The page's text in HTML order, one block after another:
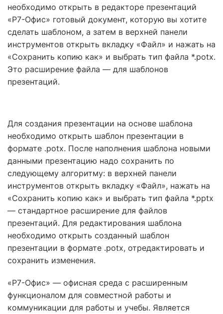
необходимо открыть в редакторе презентаций
«Р7-Офис» готовый документ, которую вы хотите
сделать шаблоном, а затем в верхней панели
инструментов открыть вкладку «Файл» и нажать на
«Сохранить копию как» и выбрать тип файла *.potx.
Это расширение файла — для шаблонов
презентаций.
Для создания презентации на основе шаблона
необходимо открыть шаблон презентации в
формате .potx. После наполнения шаблона новыми
данными презентацию надо сохранить по
следующему алгоритму: в верхней панели
инструментов открыть вкладку «Файл», нажать на
«Сохранить копию как» и выбрать тип файла *.pptx
— стандартное расширение для файлов
презентаций. Для редактирования шаблона
необходимо открыть созданный шаблон
презентации в формате .potx, отредактировать и
сохранить изменения.
«Р7-Офис» — офисная среда с расширенным
функционалом для совместной работы и
коммуникации для работы и учебы. Является